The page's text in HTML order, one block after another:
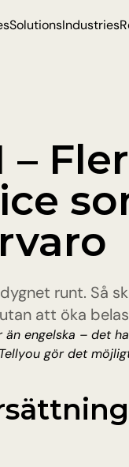
SolutionsIndustries
–
runt. Så
att öka
engelska – det
gör det